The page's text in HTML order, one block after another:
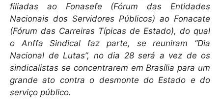
s
A
p
p
e
b
o
o
k
l
filiadas ao Fonasefe (Fórum das Entidades
Nacionais dos Servidores Públicos) ao Fonacate
(Fórum das Carreiras Típicas de Estado), do qual
o Anffa Sindical faz parte, se reuniram “Dia
Nacional de Lutas”, no dia 28 será a vez de os
sindicalistas se concentrarem em Brasília para um
grande ato contra o desmonte do Estado e do
serviço público.